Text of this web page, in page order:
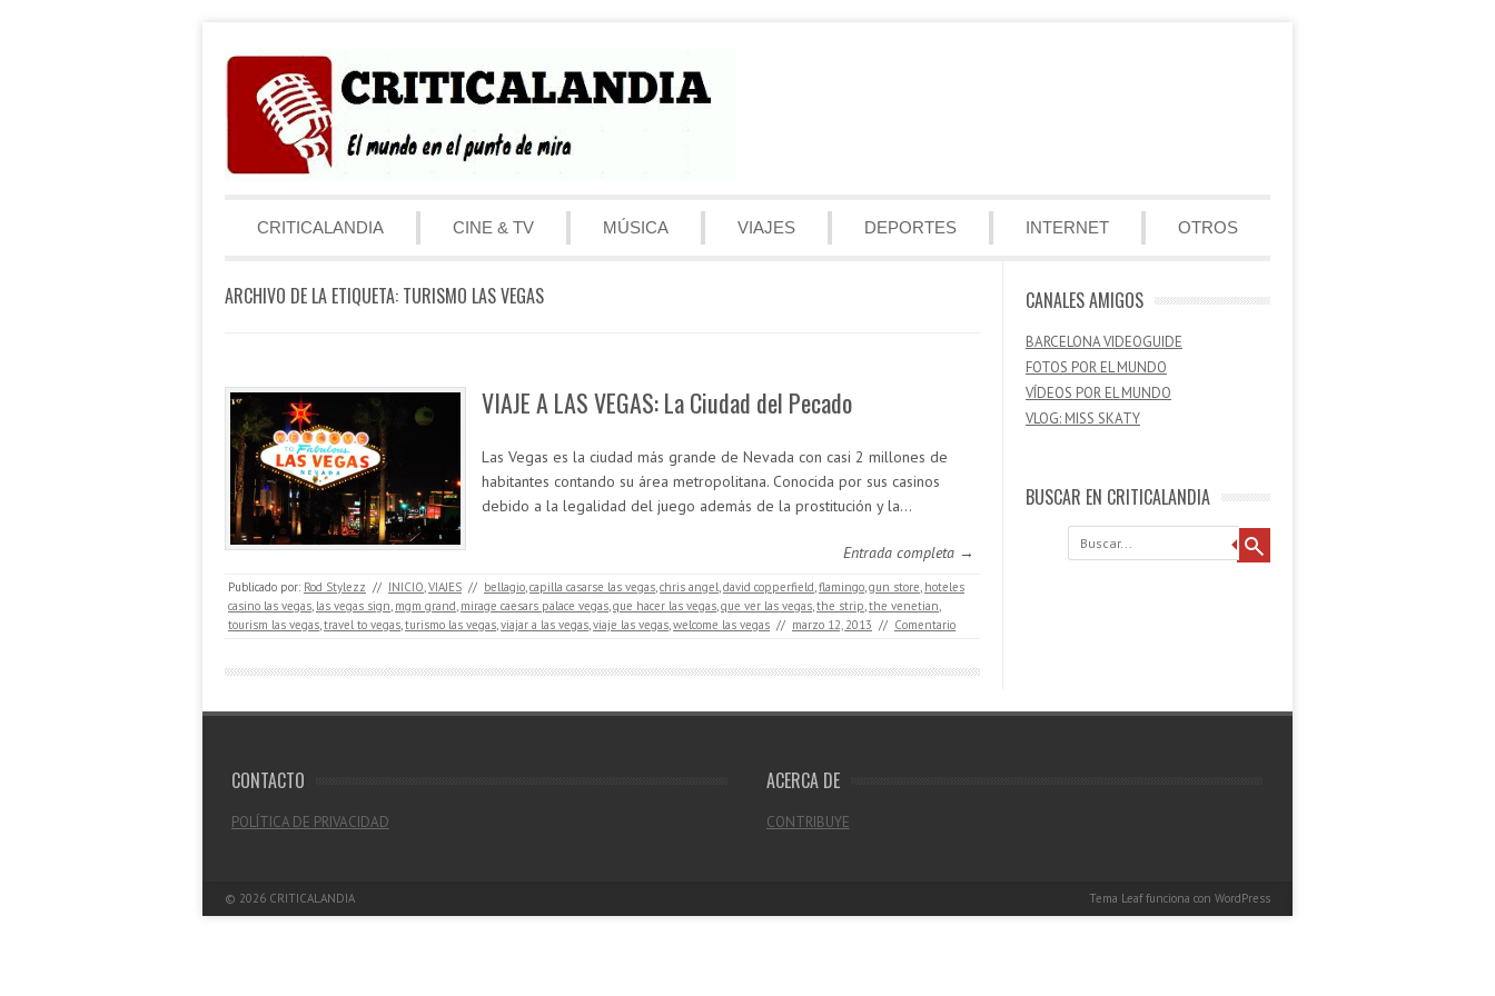
Menú
CRITICALANDIA
CINE & TV MÚSICA VIAJES DEPORTES INTERNET OTROS
ARCHIVO DE LA ETIQUETA: TURISMO LAS VEGAS
VIAJE A LAS VEGAS: La Ciudad del Pecado
Las Vegas es la ciudad más grande de Nevada con casi 2 millones de
habitantes contando su área metropolitana. Conocida por sus casinos
debido a la legalidad del juego además de la prostitución y la…
Entrada completa →
Publicado por: Rod Stylezz // INICIO,VIAJES // bellagio,capilla casarse las vegas,chris angel,david copperfield,flamingo,gun store, hoteles
casino las vegas, las vegas sign, mgm grand, mirage caesars palace vegas,que hacer las vegas,que ver las vegas,the strip,the venetian,
tourism las vegas,travel to vegas,turismo las vegas,viajar a las vegas,viaje las vegas,welcome las vegas // marzo 12, 2013 // Comentario
CANALES AMIGOS
BARCELONA VIDEOGUIDE
FOTOS POR EL MUNDO
VÍDEOS POR EL MUNDO
VLOG: MISS SKATY
BUSCAR EN CRITICALANDIA
Buscar
CONTACTO
POLÍTICA DE PRIVACIDAD
ACERCA DE
CONTRIBUYE
© 2026 CRITICALANDIA Tema Leaffunciona con WordPress